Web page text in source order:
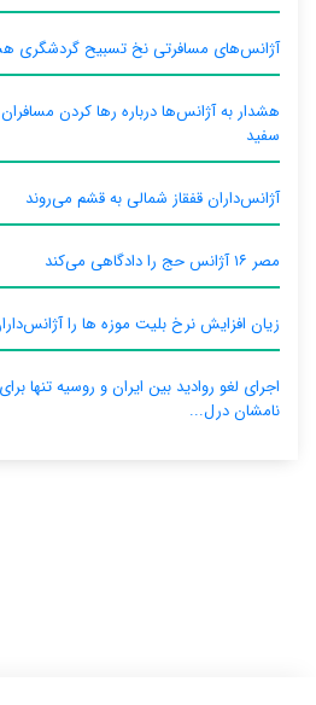
آژانس‌های مسافرتی نخ تسبیح گردشگری
هشدار به آژانس‌ها درباره رها کردن
سفید
آژانس‌داران قفقاز شمالی به قشم می‌روند
مصر ۱۶ آژانس حج را دادگاهی می‌کند
زیان افزایش نرخ بلیت موزه ها را
اجرای لغو روادید بین ایران و روسیه تنها
نامشان درل...